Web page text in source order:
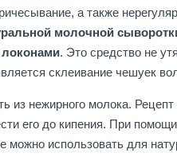
а также
молочной
. Это средство не
склеивание чешуек
из нежирного молока.
его до кипения. При
можно использовать для